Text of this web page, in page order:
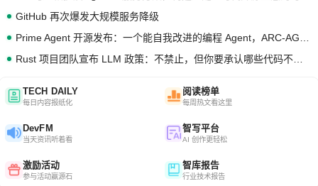
GitHub 再次爆发大规模服务降级
TECH DAILY
每日内容报纸化
阅读榜单
每周热文看这里
DevFM
当天资讯听着看
智写平台
AI 创作更轻松
激励活动
参与活动赢源石
智库报告
行业技术报告